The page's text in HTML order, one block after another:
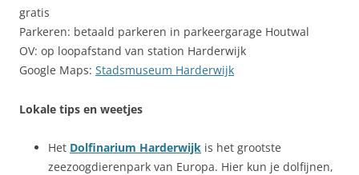
gratis
Parkeren: betaald parkeren in parkeergarage Houtwal
OV: op loopafstand van station Harderwijk
Google Maps: Stadsmuseum Harderwijk
Lokale tips en weetjes
Het Dolfinarium Harderwijk is het grootste
zeezoogdierenpark van Europa. Hier kun je dolfijnen,